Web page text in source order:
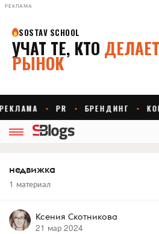
РЕКЛАМА
недвижка
1 материал
Ксения Скотникова
21 мар 2024